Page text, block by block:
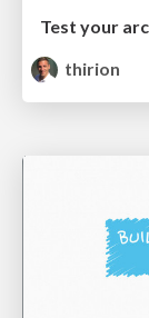
Test your
thirion